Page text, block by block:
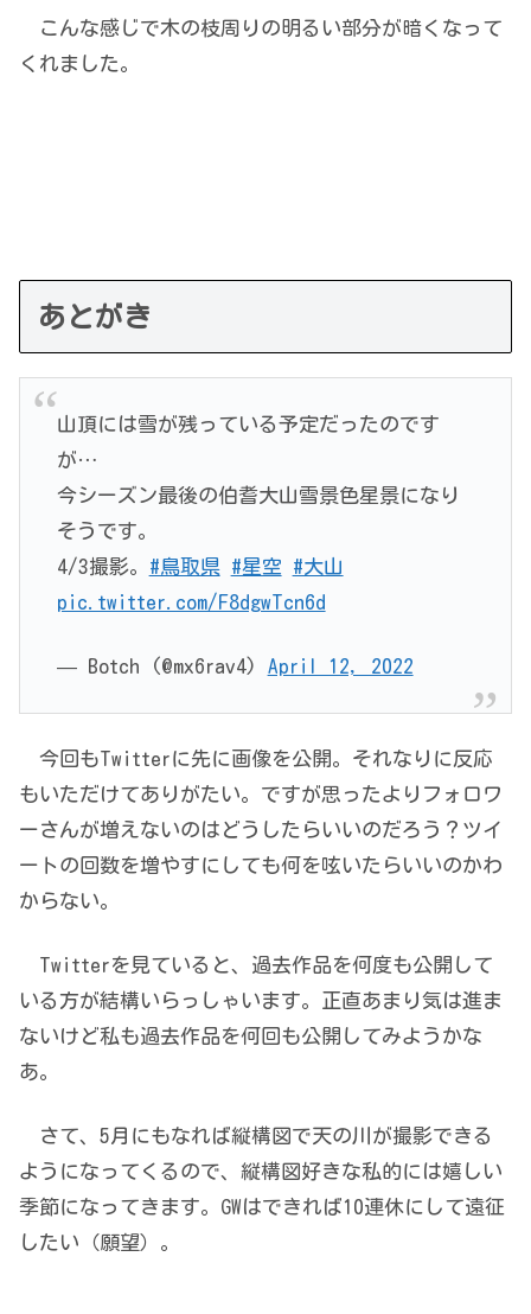
こんな感じで木の枝周りの明るい部分が暗くなって
くれました。
あとがき
山頂には雪が残っている予定だったのです
が…
今シーズン最後の伯耆大山雪景色星景になり
そうです。
4/3撮影。 #鳥取県 #星空
#大山
pic.twitter.com/F8dgwTcn6d
— Botch (@mx6rav4) April 12, 2022
今回もTwitterに先に画像を公開。それなりに反応
もいただけてありがたい。ですが思ったよりフォロワ
ーさんが増えないのはどうしたらいいのだろう？ツイ
ートの回数を増やすにしても何を呟いたらいいのかわ
からない。
Twitterを見ていると、過去作品を何度も公開して
いる方が結構いらっしゃいます。正直あまり気は進ま
ないけど私も過去作品を何回も公開してみようかな
あ。
さて、5月にもなれば縦構図で天の川が撮影できる
ようになってくるので、縦構図好きな私的には嬉しい
季節になってきます。GWはできれば10連休にして遠征
したい（願望）。